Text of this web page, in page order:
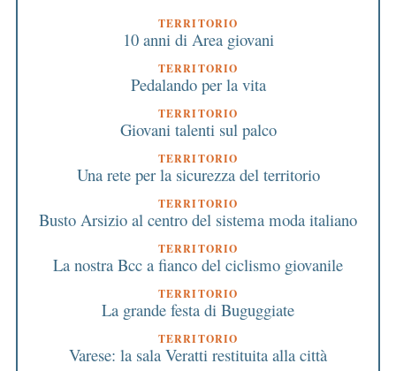
TERRITORIO
10 anni di Area giovani
TERRITORIO
Pedalando per la vita
TERRITORIO
Giovani talenti sul palco
TERRITORIO
Una rete per la sicurezza del territorio
TERRITORIO
Busto Arsizio al centro del sistema moda italiano
TERRITORIO
La nostra Bcc a fianco del ciclismo giovanile
TERRITORIO
La grande festa di Buguggiate
TERRITORIO
Varese: la sala Veratti restituita alla città